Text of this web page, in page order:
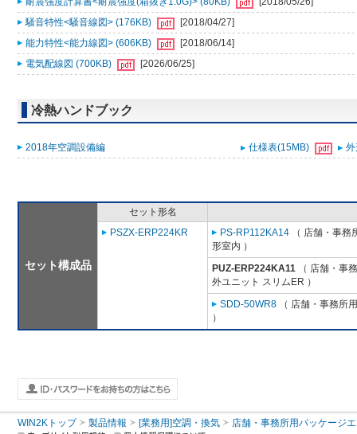
騒音特性<騒音線図> (176KB)
[2018/04/27]
能力特性<能力線図> (606KB)
[2018/06/14]
電気配線図 (700KB)
[2026/06/25]
冷熱ハンドブック
2018年空調設備編 仕様表(15MB)
セット構成品
セット形名
PSZX-ERP224KR
PS-RP112KA14 （ 店舗・事務
形室内 ）
PUZ-ERP224KA11 （ 店舗・事
外ユニット スリムER ）
SDD-50WR8 （ 店舗・事務所
）
WIN2Kトップ 製品情報 [業務用]空調・換気 店舗・事務所用パッケージ